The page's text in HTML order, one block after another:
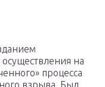
на
процесса
взрыва. Был